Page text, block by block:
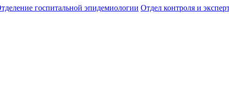
госпитальной эпидемиологии Отдел контроля и